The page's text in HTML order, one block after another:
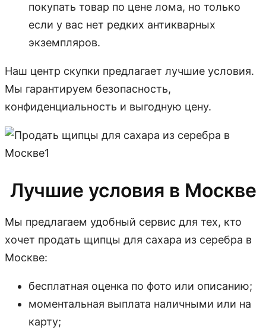
покупать товар по цене лома, но только
если у вас нет редких антикварных
экземпляров.
Наш центр скупки предлагает лучшие условия.
Мы гарантируем безопасность,
конфиденциальность и выгодную цену.
Лучшие условия в Москве
Мы предлагаем удобный сервис для тех, кто
хочет продать щипцы для сахара из серебра в
Москве:
бесплатная оценка по фото или описанию;
моментальная выплата наличными или на
карту;